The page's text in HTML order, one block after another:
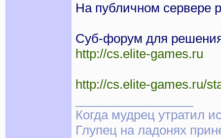
На публичном сервере
Суб-форум для решения
http://cs.elite-games.ru
http://cs.elite-games.ru/
Когда мудрец утратил
Глупец на ладонях